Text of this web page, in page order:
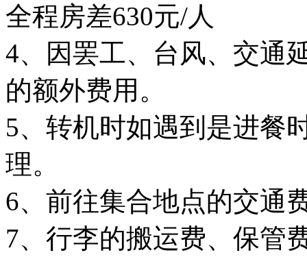
全程房差630元/人
4、因罢工、台风、交通
的额外费用。
5、转机时如遇到是进餐
理。
6、前往集合地点的交通
7、行李的搬运费、保管